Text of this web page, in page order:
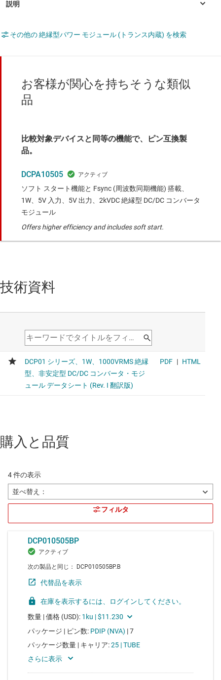
その他の 絶縁型パワー モジュール (トランス内蔵) を検索
お客様が関心を持ちそうな類似
品
比較対象デバイスと同等の機能で、ピン互換製
品。
DCPA10505
ソフト スタート機能と Fsync (周波数同期機能) 搭載、
1W、5V 入力、5V 出力、2kVDC 絶縁型 DC/DC コンバータ
モジュール
Offers higher efficiency and includes soft start.
技術資料
購入と品質